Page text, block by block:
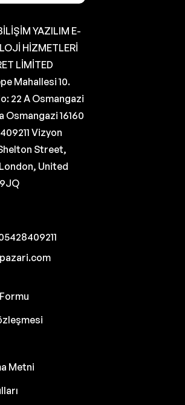
YAZILIM E-
HİZMETLERİ
LİMİTED
Mahallesi 10.
22 A Osmangazi
Osmangazi 16160
Vizyon
Street,
United
Metni